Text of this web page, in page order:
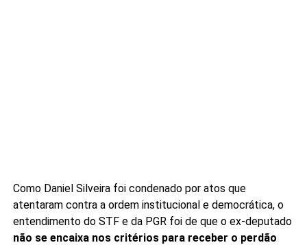
Como Daniel Silveira foi condenado por atos que
atentaram contra a ordem institucional e democrática, o
entendimento do STF e da PGR foi de que o ex-deputado
não se encaixa nos critérios para receber o perdão